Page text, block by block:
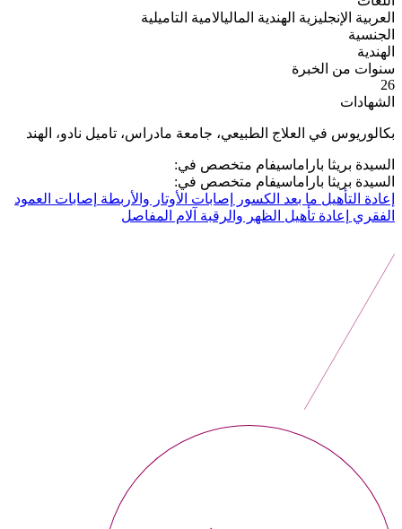
العربية الإنجليزية الهندية الماليالامية التاميلية
الجنسية
الهندية
سنوات من الخبرة
26
الشهادات
بكالوريوس في العلاج الطبيعي، جامعة مادراس، تاميل نادو، الهند
السيدة بريثا باراماسيفام متخصص في:
السيدة بريثا باراماسيفام متخصص في:
إعادة التأهيل ما بعد الكسور
إصابات الأوتار والأربطة إصابات العمود
الفقري
إعادة تأهيل الظهر والرقبة آلام المفاصل